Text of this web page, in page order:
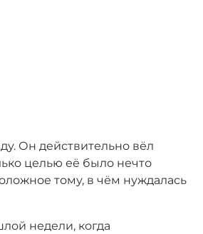
Он действительно вёл
целью её было нечто
тому, в чём нуждалась
недели, когда